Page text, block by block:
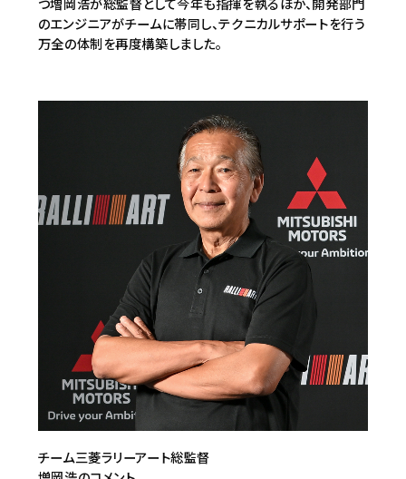
のエンジニアがチームに帯同し、テクニカルサポートを行う
万全の体制を再度構築しました。
チーム三菱ラリーアート総監督